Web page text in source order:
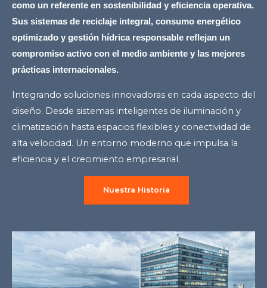
como un referente en sostenibilidad y eficiencia operativa.
Sus sistemas de reciclaje integral, consumo energético
optimizado y gestión hídrica responsable reflejan un
compromiso activo con el medio ambiente y las mejores
prácticas internacionales.
Integrando soluciones innovadoras en cada aspecto del
diseño. Desde sistemas inteligentes de iluminación y
climatización hasta espacios flexibles y conectividad de
alta velocidad. Un entorno moderno que impulsa la
eficiencia y el crecimiento empresarial.
Nuestra Historia